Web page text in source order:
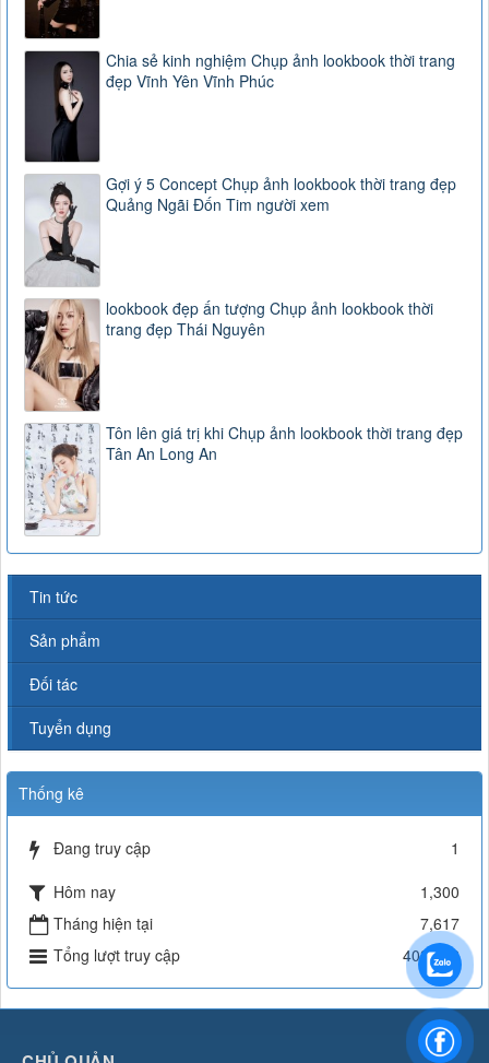
Chia sẻ kinh nghiệm Chụp ảnh lookbook thời trang
đẹp Vĩnh Yên Vĩnh Phúc
Gợi ý 5 Concept Chụp ảnh lookbook thời trang đẹp
Quảng Ngãi Đốn Tim người xem
lookbook đẹp ấn tượng Chụp ảnh lookbook thời
trang đẹp Thái Nguyên
Tôn lên giá trị khi Chụp ảnh lookbook thời trang đẹp
Tân An Long An
Tin tức
Sản phẩm
Đối tác
Tuyển dụng
Thống kê
Đang truy cập
1
Hôm nay
1,300
Tháng hiện tại
7,617
Tổng lượt truy cập
403,702